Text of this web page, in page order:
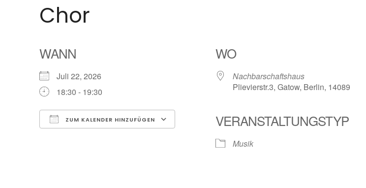
Chor
WANN
Juli 22, 2026
18:30 - 19:30
ZUM KALENDER HINZUFÜGEN
Google Kalender
WO
Nachbarschaftshaus
Plievierstr.3, Gatow, Berlin, 14089
VERANSTALTUNGSTYP
Musik